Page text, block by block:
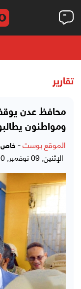
تقارير
محافظ عدن
ومواطنون
الموقع بوست- خاص
الإثنين, 09 نوفمبر, 2020 - 08:12 مساءً